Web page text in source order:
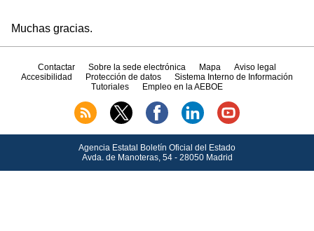
Muchas gracias.
Contactar Sobre la sede electrónica Mapa
Aviso legal
Accesibilidad
Protección de datos
Sistema Interno de Información
Tutoriales
Empleo en la AEBOE
Agencia Estatal Boletín Oficial del Estado
Avda.de Manoteras, 54 - 28050 Madrid